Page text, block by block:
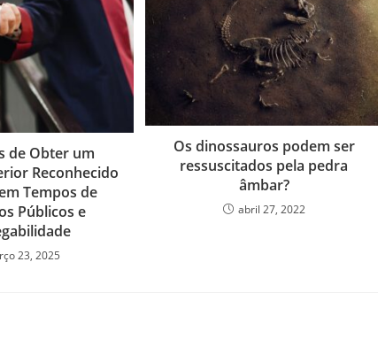
de Obter um
Reconhecido
Tempos de
Públicos e
23, 2025
Os dinossauros podem ser
ressuscitados pela pedra
âmbar?
abril 27, 2022